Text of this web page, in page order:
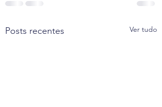
Posts recentes Ver tudo